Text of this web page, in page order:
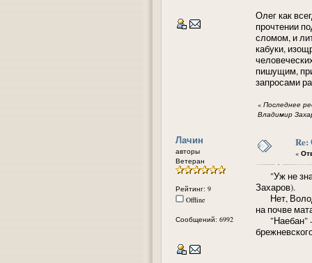
Олег как
прочтении
сломом, и
кабуки,
пишущим,
запросами
« Последнее
Владимир
Лачин
авторы
Ветеран
Рейтинг: 9
Offline
Сообщений: 6992
«
"Уж не
Захаров).
Нет,
на почве
"Наебан" -